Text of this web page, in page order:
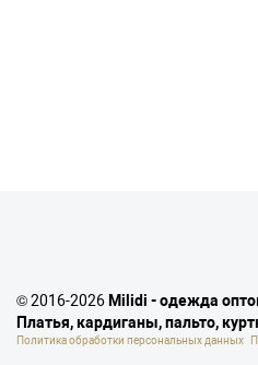
© 2016-2026 Milidi - одежда
Платья, кардиганы, пальто,
Политика обработки персональных данных